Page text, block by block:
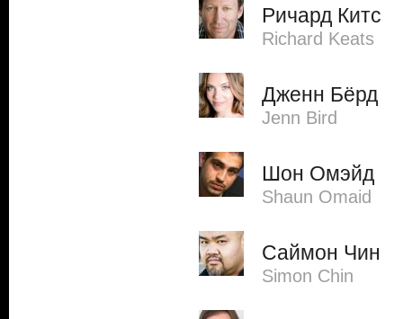
Ричард Китс
Richard Keats
Дженн Бёрд
Jenn Bird
Шон Омэйд
Shaun Omaid
Саймон Чин
Simon Chin